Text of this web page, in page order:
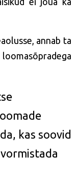
annab ta
kas soovid